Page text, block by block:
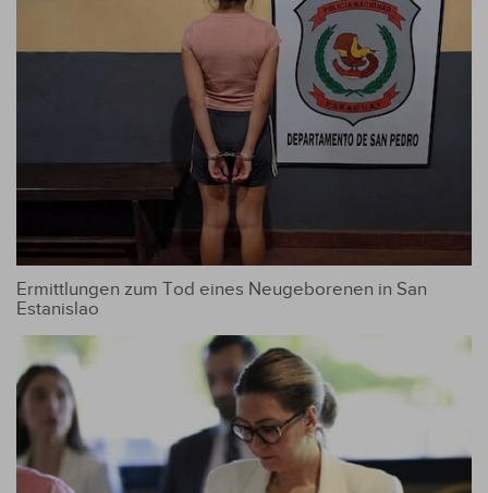
Ermittlungen zum Tod eines Neugeborenen in San
Estanislao